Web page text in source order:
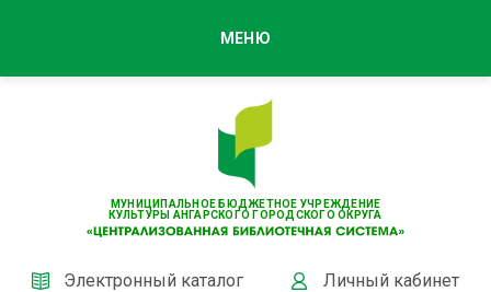
МУНИЦИПАЛЬНОЕ БЮДЖЕТНОЕ УЧРЕЖДЕНИЕ
КУЛЬТУРЫ АНГАРСКОГО ГОРОДСКОГО ОКРУГА
Электронный каталог Личный кабинет
МЕНЮ